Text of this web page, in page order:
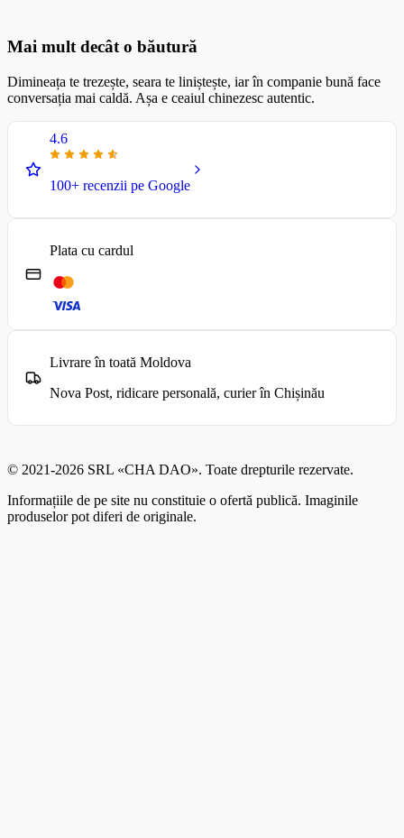
Mai mult decât o băutură
Dimineața te trezește, seara te liniștește, iar în companie bună face
conversația mai caldă. Așa e ceaiul chinezesc autentic.
4.6
100+ recenzii pe Google
Plata cu cardul
Livrare în toată Moldova
Nova Post, ridicare personală, curier în Chișinău
© 2021-2026 SRL «CHA DAO». Toate drepturile rezervate.
Informațiile de pe site nu constituie o ofertă publică. Imaginile
produselor pot diferi de originale.